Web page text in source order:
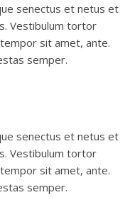
senectus et netus et
Vestibulum tortor
sit amet, ante.
semper.
senectus et netus et
Vestibulum tortor
sit amet, ante.
semper.